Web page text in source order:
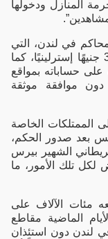
المنازل ودخولها
في لندن، التي
غرمته، أمس الأربعاء، مبلغاً وصل إلى 365 جنيهًا إسترلينيًا، كما
حساباته بمواقع
موافقة موثقة
الممتلكات الخاصة
بعد صدور الحكم،
الشهير بيرس
لكل تلك الأمور، ما
مئات الآلاف على
الماضية مقاطع
لندن دون استئذان